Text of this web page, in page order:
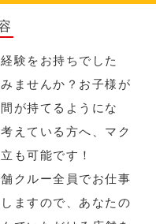
験をお持ちでした
ませんか？お子様が
が持てるようにな
えている方へ、マク
も可能です！
クルー全員でお仕事
ますので、あなたの